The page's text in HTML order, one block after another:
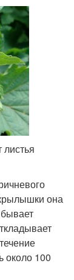
она
около 100